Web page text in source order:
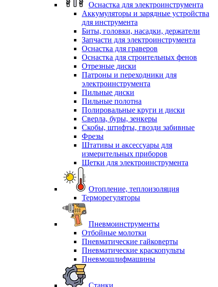
Оснастка для электроинструмента
Аккумуляторы и зарядные устройства
для инструмента
Биты, головки, насадки, держатели
Запчасти для электроинструмента
Оснастка для граверов
Оснастка для строительных фенов
Отрезные диски
Патроны и переходники для
электроинструмента
Пильные диски
Пильные полотна
Полировальные круги и диски
Сверла, буры, зенкеры
Скобы, штифты, гвозди забивные
Фрезы
Штативы и аксессуары для
измерительных приборов
Щетки для электроинструмента
Отопление, теплоизоляция
Терморегуляторы
Пневмоинструменты
Отбойные молотки
Пневматические гайковерты
Пневматические краскопульты
Пневмошлифмашины
Станки